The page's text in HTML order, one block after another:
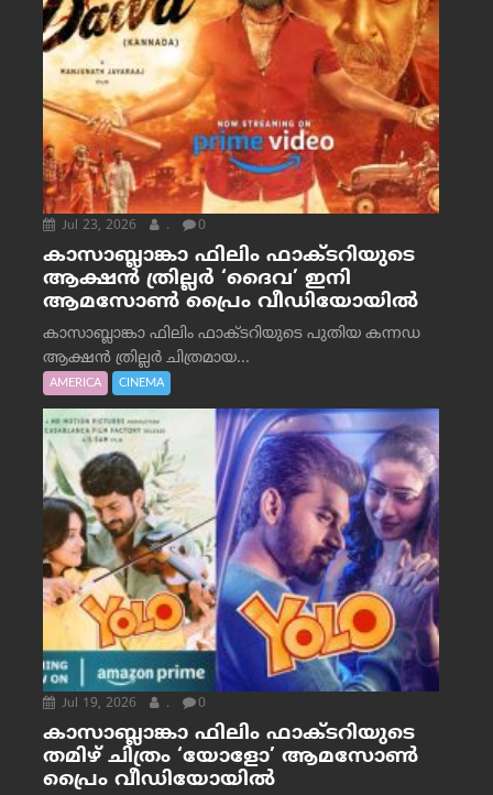
Jul 23, 2026 . 0
കാസാബ്ലാങ്കാ ഫിലിം ഫാക്ടറിയുടെ
ആക്ഷൻ ത്രില്ലർ ‘ദൈവ’ ഇനി
ആമസോൺ പ്രൈം വീഡിയോയിൽ
കാസാബ്ലാങ്കാ ഫിലിം ഫാക്ടറിയുടെ പുതിയ കന്നഡ
ആക്ഷൻ ത്രില്ലർ ചിത്രമായ...
AMERICA CINEMA
Jul 19, 2026 . 0
കാസാബ്ലാങ്കാ ഫിലിം ഫാക്ടറിയുടെ
തമിഴ് ചിത്രം ‘യോളോ’ ആമസോൺ
പ്രൈം വീഡിയോയിൽ